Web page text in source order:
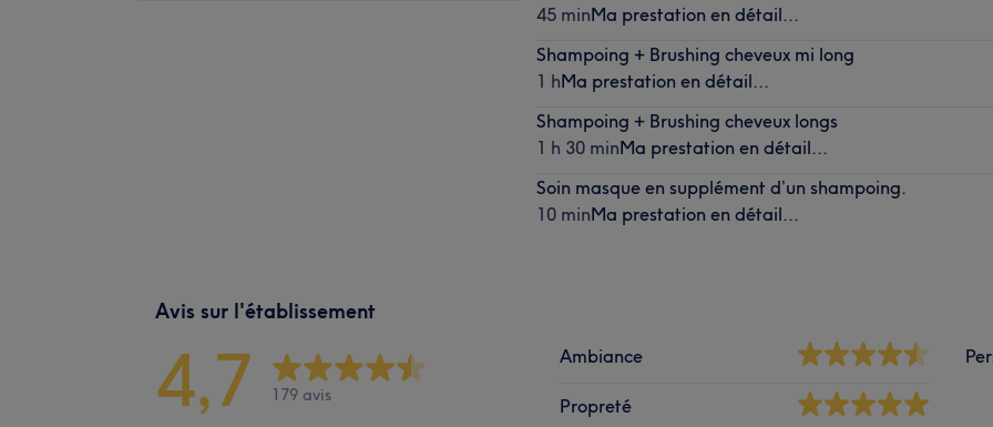
45 minMa prestation en détail...
Shampoing + Brushing cheveux mi long
1 hMa prestation en détail...
Shampoing + Brushing cheveux longs
1 h 30 minMa prestation en détail...
Soin masque en supplément d’un shampoing.
10 minMa prestation en détail...
Avis sur l'établissement
4,7 179 avis
Ambiance
Propreté